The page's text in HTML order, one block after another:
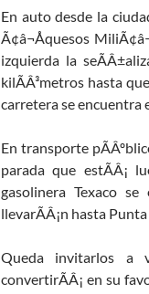
En auto desde la
Ã¢â¬Åquesos
izquierda la
kilÃÂ³metros hasta
carretera se encuentra
En transporte
parada que estÃÂ¡
gasolinera Texaco se
llevarÃÂ¡n hasta
Queda invitarlos a
convertirÃÂ¡ en su